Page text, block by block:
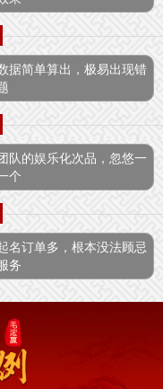
据简单算出，极易出现错
队的娱乐化次品，忽悠一
个
名订单多，根本没法顾忌
务